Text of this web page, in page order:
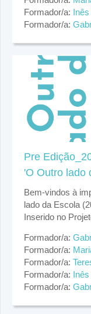
Formador/a:
Formador/a:
Pre
'O Outro lado
Bem-vindos à
lado da Escola
Inserido no
das intervenções
Formadoras:
Guedes de
Formador/a:
Formador/a:
Formador/a:
Formador/a:
Formador/a: